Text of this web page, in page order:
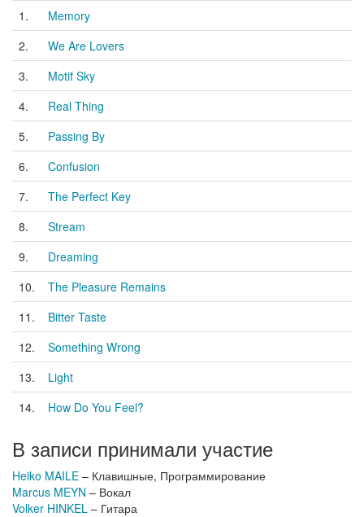
1.
Memory
2.
We Are Lovers
3.
Motif Sky
4.
Real Thing
5.
Passing By
6.
Confusion
7.
The Perfect Key
8.
Stream
9.
Dreaming
10.
The Pleasure Remains
11.
Bitter Taste
12.
Something Wrong
13.
Light
14.
How Do You Feel?
В записи принимали участие
Heiko MAILE – Клавишные, Программирование
Marcus MEYN – Вокал
Volker HINKEL – Гитара